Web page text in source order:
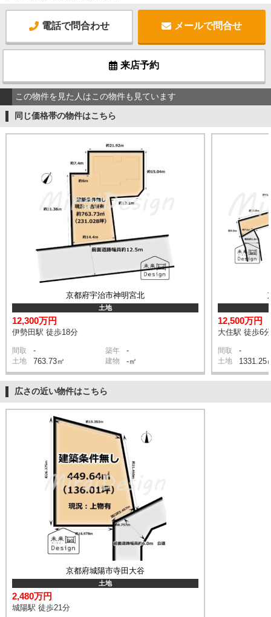
電話で問合わせ メールで問合せ
来店予約
この物件を見た人はこの物件も見ています
同じ価格帯の物件はこちら
京都府宇治市神明宮北
土地
12,300万円
伊勢田駅 徒歩18分
間取 - 築年 -
土地 763.73㎡ 建物 -㎡
12,500万円
大住駅 徒歩6分
間取 -
土地 1331.25
広さの近い物件はこちら
京都府城陽市寺田大谷
土地
2,480万円
城陽駅 徒歩21分